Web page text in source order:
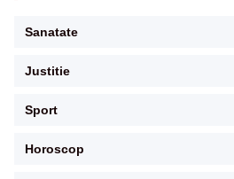
Sanatate
Justitie
Sport
Horoscop